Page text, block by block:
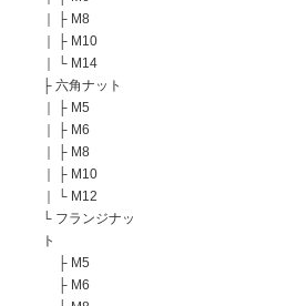
｜
├ M8
｜
├ M10
｜
└ M14
├ 六角ナット
｜
├ M5
｜
├ M6
｜
├ M8
｜
├ M10
｜
└ M12
└ フランジナッ
ト
├ M5
├ M6